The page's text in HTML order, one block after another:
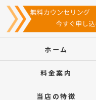
ホーム
料金案内
当店の特徴